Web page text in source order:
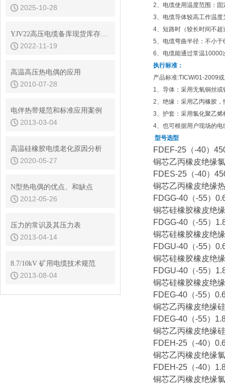
2025-10-28
YJV22高压电缆备库现货库存查询
2022-11-19
高温高压热电偶的应用
2010-07-28
电伴热带规范和标准应用案例
2013-03-04
高温硅橡胶电缆老化原因分析
2020-05-27
N型热电偶的优点、和缺点
2012-05-26
压力的常识及其压力表
2013-04-14
8.7/10kV 矿用电缆技术规范
2013-08-04
2、电缆使用温度范围：
3、电缆导体较高工作温
4、短路时（较长时间不
5、电缆弯曲半径：不小
6、电缆能通过常温10000
执行标准：
产品标准:TICW/01-2009
1、导体：采用无氧铜丝
2、绝缘：采用乙丙橡胶
3、护套：采用氯化聚乙
4、也可根据用户现场的
型号选型
FDEF-25（-40）
铜芯乙丙橡皮绝缘
FDES-25（-40）
铜芯乙丙橡皮绝缘
FDGG-40（-55）
铜芯硅橡胶橡皮绝
FDGG-40（-55）
铜芯硅橡胶橡皮绝
FDGU-40（-55）
铜芯硅橡胶橡皮绝
FDGU-40（-55）
铜芯硅橡胶橡皮绝
FDEG-40（-55）
铜芯乙丙橡皮绝缘
FDEG-40（-55）
铜芯乙丙橡皮绝缘
FDEH-25（-40）
铜芯乙丙橡皮绝缘
FDEH-25（-40）
铜芯乙丙橡皮绝缘